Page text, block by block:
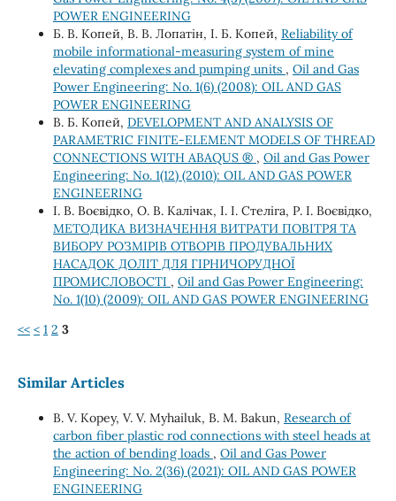
POWER ENGINEERING
Б. В. Копей, В. В. Лопатін, І. Б. Копей, Reliability of
mobile informational-measuring system of mine
elevating complexes and pumping units , Oil and Gas
Power Engineering: No. 1(6) (2008): OIL AND GAS
POWER ENGINEERING
В. Б. Копей, DEVELOPMENT AND ANALYSIS OF
PARAMETRIC FINITE-ELEMENT MODELS OF THREAD
CONNECTIONS WITH ABAQUS ® , Oil and Gas Power
Engineering: No. 1(12) (2010): OIL AND GAS POWER
ENGINEERING
І. В. Воєвідко, О. В. Калічак, І. І. Стеліга, Р. І. Воєвідко,
МЕТОДИКА ВИЗНАЧЕННЯ ВИТРАТИ ПОВІТРЯ ТА
ВИБОРУ РОЗМІРІВ ОТВОРІВ ПРОДУВАЛЬНИХ
НАСАДОК ДОЛІТ ДЛЯ ГІРНИЧОРУДНОЇ
ПРОМИСЛОВОСТІ , Oil and Gas Power Engineering:
No. 1(10) (2009): OIL AND GAS POWER ENGINEERING
<< < 1 2 3
Similar Articles
B. V. Kopeу, V. V. Myhailuk, B. M. Bakun, Research of
carbon fiber plastic rod connections with steel heads at
the action of bending loads , Oil and Gas Power
Engineering: No. 2(36) (2021): OIL AND GAS POWER
ENGINEERING